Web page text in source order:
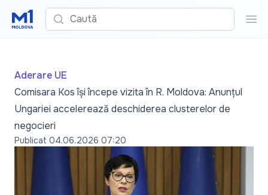
Caută
Aderare UE
Comisara Kos își începe vizita în R. Moldova: Anunțul
Ungariei accelerează deschiderea clusterelor de
negocieri
Publicat 04.06.2026 07:20